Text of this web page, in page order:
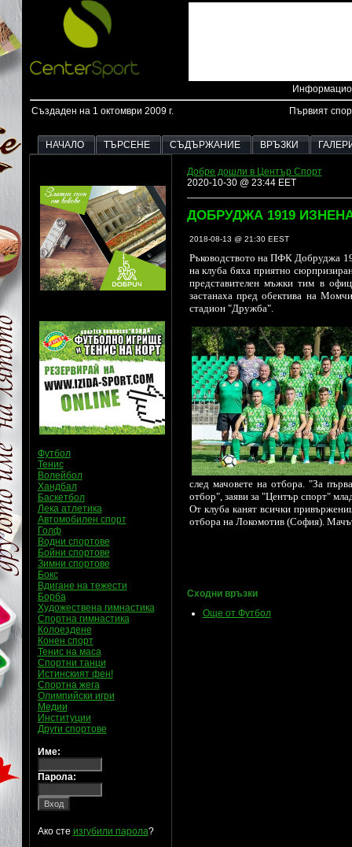
Създаден на 1 октомври 2009 г. Първият
НАЧАЛО ТЪРСЕНЕ СЪДЪРЖАНИЕ ВРЪЗКИ
Добре дошли в Център Спорт
2020-10-30 @ 23:44 EET
ДОБРУДЖА 1919
2018-08-13 @ 21:30 EEST
Ръководството на ПФК Добруджа
на клуба бяха приятно
представителен мъжки тим в
застанаха пред обектива на
стадион "Дружба".
след мачовете на отбора. "За
отбор", заяви за "Център спорт"
От клуба канят всички
отбора на Локомотив (София).
Сходни връзки
Още от Футбол
Футбол
Тенис
Волейбол
Хандбал
Баскетбол
Лека атлетика
Автомобилен спорт
Голф
Водни спортове
Бойни спортове
Зимни спортове
Бокс
Вдигане на тежести
Борба
Художествена гимнастика
Спортна гимнастика
Колоездене
Конен спорт
Тенис на маса
Спортни танци
Истинският фен!
Спортна жега
Олимпийски игри
Медии
Институции
Други спортове
Име:
Парола:
Ако сте изгубили парола?